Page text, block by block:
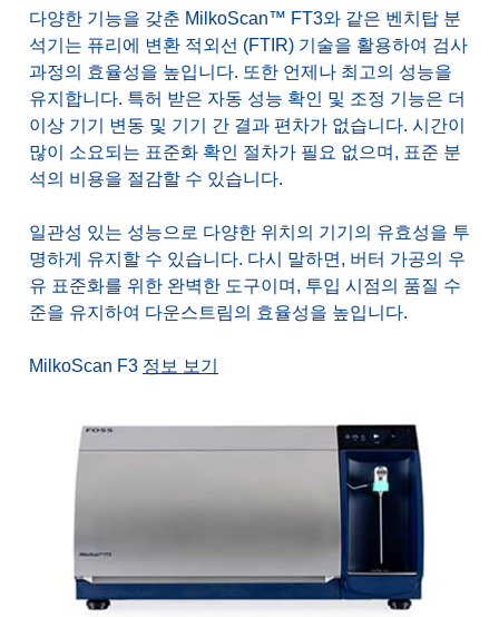
다양한 기능을 갖춘 MilkoScan™ FT3와 같은 벤치탑 분
석기는 퓨리에 변환 적외선 (FTIR) 기술을 활용하여 검사
과정의 효율성을 높입니다. 또한 언제나 최고의 성능을
유지합니다. 특허 받은 자동 성능 확인 및 조정 기능은 더
이상 기기 변동 및 기기 간 결과 편차가 없습니다. 시간이
많이 소요되는 표준화 확인 절차가 필요 없으며, 표준 분
석의 비용을 절감할 수 있습니다.
일관성 있는 성능으로 다양한 위치의 기기의 유효성을 투
명하게 유지할 수 있습니다. 다시 말하면, 버터 가공의 우
유 표준화를 위한 완벽한 도구이며, 투입 시점의 품질 수
준을 유지하여 다운스트림의 효율성을 높입니다.
MilkoScan F3 정보 보기